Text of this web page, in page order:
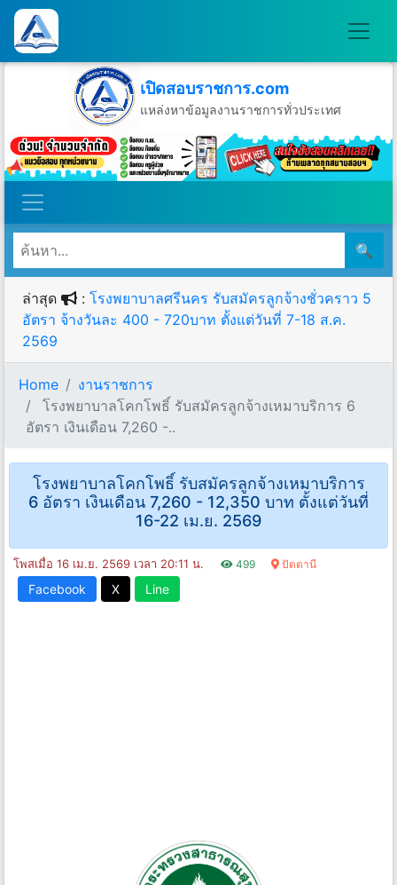
เปิดสอบราชการ.com
แหล่งหาข้อมูลงานราชการทั่วประเทศ
วันเสาร์ที่ 8 เดือนสิงหาคม พ.ศ.2569
🔍
ล่าสุด : โรงพยาบาลศรีนคร รับสมัครลูกจ้างชั่วคราว 5
อัตรา จ้างวันละ 400 - 720บาท ตั้งแต่วันที่ 7-18 ส.ค.
2569
Home
งานราชการ
โรงพยาบาลโคกโพธิ์ รับสมัครลูกจ้างเหมาบริการ 6
อัตรา เงินเดือน 7,260 -..
โรงพยาบาลโคกโพธิ์ รับสมัครลูกจ้างเหมาบริการ
6 อัตรา เงินเดือน 7,260 - 12,350 บาท ตั้งแต่วันที่
16-22 เม.ย. 2569
โพสเมื่อ 16 เม.ย. 2569 เวลา 20:11 น. 499 ปัตตานี
Facebook X Line